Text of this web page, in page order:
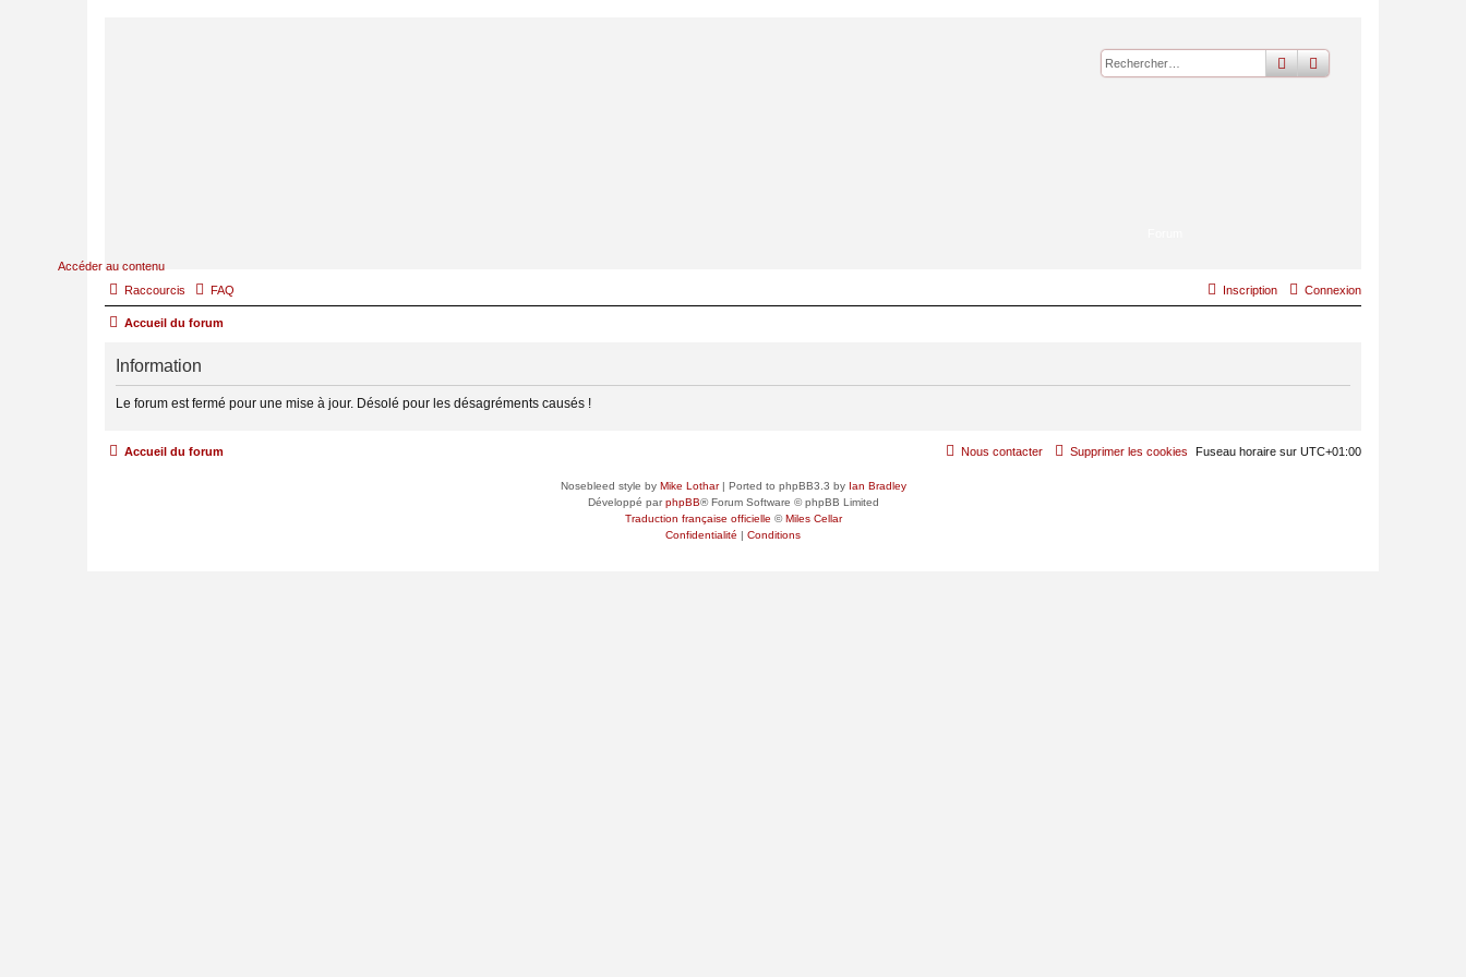
Accéder au contenu
rechercher
recherche
Raccourcis FAQ Connexion
Inscription
Accueil du forum
Information
Le forum est fermé pour une mise à jour. Désolé pour les désagréments causés !
Accueil du forum Fuseau horaire sur UTC+01:00
Supprimer les cookies
Nous contacter
Nosebleed style by Mike Lothar| Ported to phpBB3.3 by Ian Bradley
Développé parphpBB® Forum Software © phpBB Limited
Traduction française officielle ©Miles Cellar
Confidentialité | Conditions